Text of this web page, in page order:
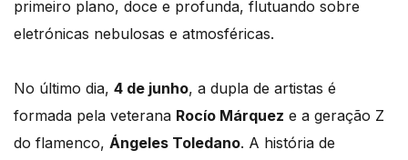
primeiro plano, doce e profunda, flutuando sobre
eletrónicas nebulosas e atmosféricas.
No último dia, 4 de junho, a dupla de artistas é
formada pela veterana Rocío Márquez e a geração Z
do flamenco, Ángeles Toledano. A história de